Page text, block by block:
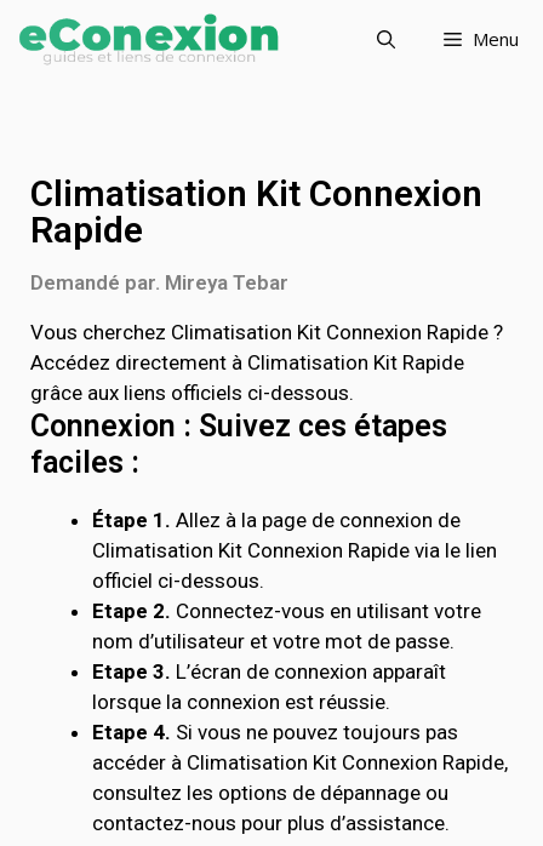
Menu
Climatisation Kit Connexion
Rapide
Demandé par. Mireya Tebar
Vous cherchez Climatisation Kit Connexion Rapide ?
Accédez directement à Climatisation Kit Rapide
grâce aux liens officiels ci-dessous.
Connexion : Suivez ces étapes
faciles :
Étape 1. Allez à la page de connexion de
Climatisation Kit Connexion Rapide via le lien
officiel ci-dessous.
Etape 2. Connectez-vous en utilisant votre
nom d’utilisateur et votre mot de passe.
Etape 3. L’écran de connexion apparaît
lorsque la connexion est réussie.
Etape 4. Si vous ne pouvez toujours pas
accéder à Climatisation Kit Connexion Rapide,
consultez les options de dépannage ou
contactez-nous pour plus d’assistance.